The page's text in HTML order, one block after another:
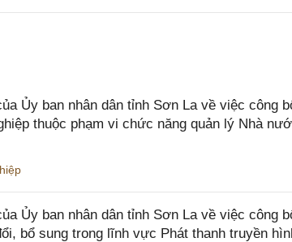
Ủy ban nhân dân tỉnh Sơn La về việc công
thuộc phạm vi chức năng quản lý Nhà
Ủy ban nhân dân tỉnh Sơn La về việc công
bổ sung trong lĩnh vực Phát thanh truyền